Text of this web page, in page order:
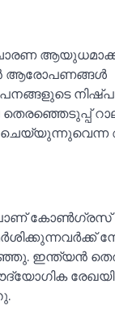
ആയുധമാക്കി
ആരോപണങ്ങള്‍
ഇന്ത്യൻ